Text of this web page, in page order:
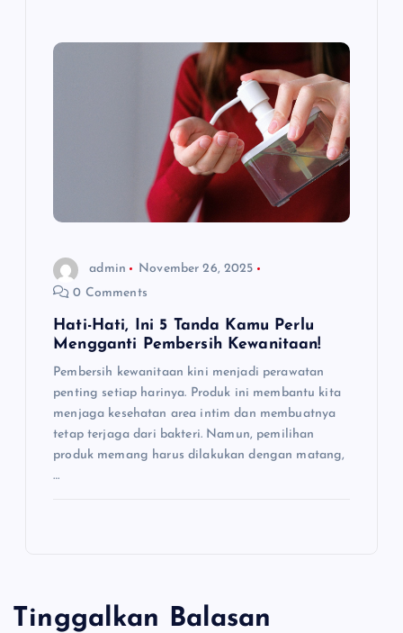
admin
November 26, 2025
0 Comments
Hati-Hati, Ini 5 Tanda Kamu Perlu
Mengganti Pembersih Kewanitaan!
Pembersih kewanitaan kini menjadi perawatan
penting setiap harinya. Produk ini membantu kita
menjaga kesehatan area intim dan membuatnya
tetap terjaga dari bakteri. Namun, pemilihan
produk memang harus dilakukan dengan matang,
…
Tinggalkan Balasan